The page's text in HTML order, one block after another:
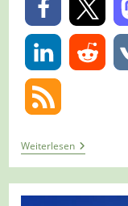
WeiterlesenTour
1401
–
Krefeld
–